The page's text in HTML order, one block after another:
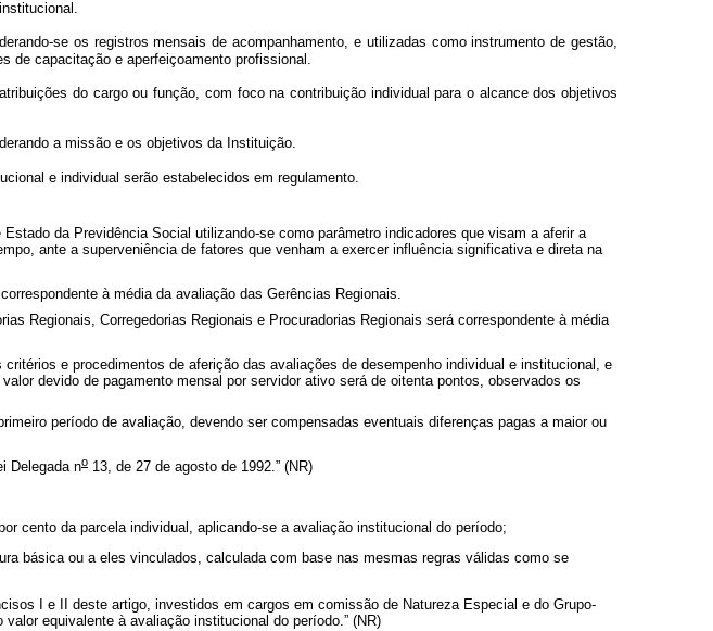
se os registros mensais de acompanhamento, e utilizadas como instrumento de gestão,
de capacitação e aperfeiçoamento profissional.
do cargo ou função, com foco na contribuição individual para o alcance dos objetivos
a missão e os objetivos da Instituição.
e individual serão estabelecidos em regulamento.
da Previdência Social utilizando-se como parâmetro indicadores que visam a aferir a
ante a superveniência de fatores que venham a exercer influência significativa e direta na
à média da avaliação das Gerências Regionais.
Regionais, Corregedorias Regionais e Procuradorias Regionais será correspondente à média
e procedimentos de aferição das avaliações de desempenho individual e institucional, e
devido de pagamento mensal por servidor ativo será de oitenta pontos, observados os
período de avaliação, devendo ser compensadas eventuais diferenças pagas a maior ou
Delegada no 13, de 27 de agosto de 1992.” (NR)
cento da parcela individual, aplicando-se a avaliação institucional do período;
básica ou a eles vinculados, calculada com base nas mesmas regras válidas como se
I e II deste artigo, investidos em cargos em comissão de Natureza Especial e do Grupo-
equivalente à avaliação institucional do período.” (NR)